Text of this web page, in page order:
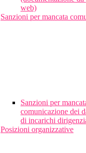
web)
Sanzioni per mancata
Sanzioni per
comunicazione dei
di incarichi
Posizioni organizzative